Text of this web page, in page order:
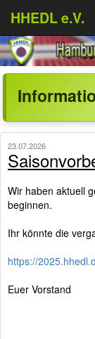
HHEDL e.V.
23.07.2026
Wir haben aktuell
beginnen.
Ihr könnte die
https://
Euer Vorstand